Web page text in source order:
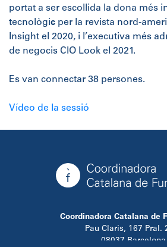
portat a ser escollida la dona més
tecnològic per la revista nord-
Insight el 2020, i l’executiva més
de negocis CIO Look el 2021.
Es van connectar 38 persones.
Vídeo de la sessió
Coordinadora Catalana de
Pau Claris, 167 Pral.
08037 Barcelona